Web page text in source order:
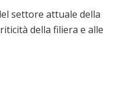
settore attuale della
della filiera e alle